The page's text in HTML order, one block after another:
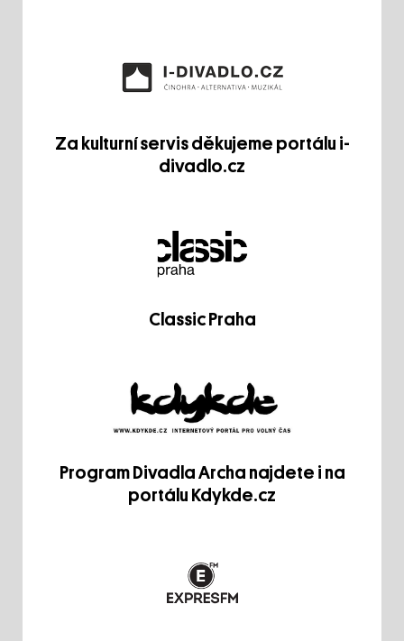
Za kulturní servis děkujeme portálu i-
divadlo.cz
Classic Praha
Program Divadla Archa najdete i na
portálu Kdykde.cz